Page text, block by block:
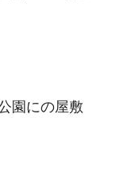
園にの屋敷